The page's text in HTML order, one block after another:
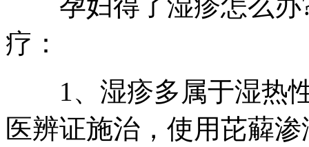
疗：
1、湿疹多属于湿热性
医辨证施治，使用芘薢